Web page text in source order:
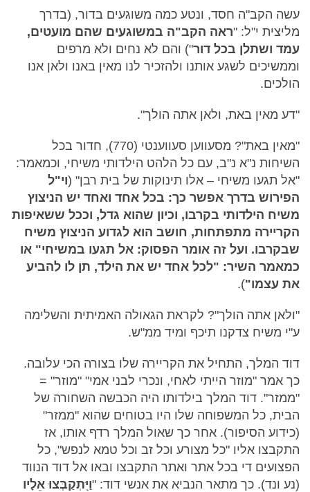
עשה הקב"ה חסד, ונטע כמה משוגעים בדור, (בדרך
מליצית י"ל: "ראה הקב"ה במשוגעים שהם מועטים,
עמד ושתלן בכל דור") והם לא נחים ולא מרפים
וממשיכים לשגע אותנו ולהזכיר לנו מאין באנו ולאן אנו
הולכים.
"דע מאין באת, ולאן אתה הולך".
"מאין באת"? מסעווען סעווענטי (770), חדור בכל
השיחות נ"א נ"ב, עם כל הלהט הילדותי משיחי, וכמאמר:
"אל תגעו משיחי – אלו תינוקות של בית רבן" (וי"ל
הפירוש בדרך אפשר כך: בכל אחד ואחד יש הניצוץ
משיח הילדותי בקרבו, וכיון שהוא גדל, וככל ששאיפות
הקריירה מתפתחות, חושב הוא לגדוע הניצוץ משיח
שבקרבו. ועל זה אומר הפסוק: אל תגעו במשיחי" או
כמאמר השיר: "לכל אחד יש את הילד, תן לו להביע
את עצמו").
"ולאן אתה הולך"? לקראת הגאולה האמיתית והשלימה
ע"י משיח צדקנו תיכף ומיד ממ"ש.
דוד המלך, התחיל את הקריירה שלו בצורה הכי עלובה.
כך אמר "מוזר הייתי לאחי, ונכרי לבני אמי" "מוזר" =
"ממזר". דוד המלך בילדותו היה הכבשה השחורה של
הבית, כל המשפוחה שלו היו בטוחים שהוא "ממזר"
(כידוע הסיפור). אחר כך שאול המלך רדף אותו, אז
התקבצו אליו "כל מצורע וכל זב וכל טמא לנפש", כל
הפצועים די בכל אתר ואתר התקבצו ובאו אל דוד הנווד
(נע ונד). כך מתאר הנביא את אנשי דוד: "וַיִּֽתְקַבְּצוּ אֵלָיו